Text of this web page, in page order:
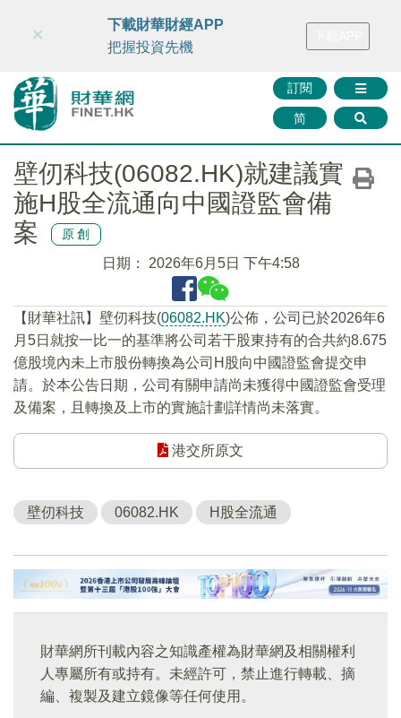
財華智庫網 FINTV FINMETA 財華證券 媒體矩陣
訂閱
简
×
下載財華財經APP
把握投資先機
壁仞科技(06082.HK)就建議實
施H股全流通向中國證監會備
案
原創
日期： 2026年6月5日 下午4:58
【財華社訊】壁仞科技(06082.HK)公佈，公司已於2026年6
月5日就按一比一的基準將公司若干股東持有的合共約8.675
億股境內未上市股份轉換為公司H股向中國證監會提交申
請。於本公告日期，公司有關申請尚未獲得中國證監會受理
及備案，且轉換及上市的實施計劃詳情尚未落實。
港交所原文
壁仞科技 06082.HK H股全流通
財華網所刊載內容之知識產權為財華網及相關權利
人專屬所有或持有。未經許可，禁止進行轉載、摘
編、複製及建立鏡像等任何使用。